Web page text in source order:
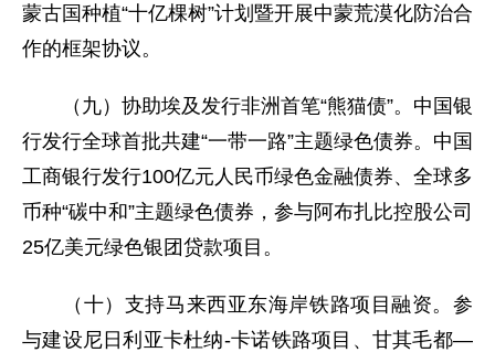
蒙古国种植“十亿棵树”计划暨开展中蒙荒漠化防治合
作的框架协议。
（九）协助埃及发行非洲首笔“熊猫债”。中国银
行发行全球首批共建“一带一路”主题绿色债券。中国
工商银行发行100亿元人民币绿色金融债券、全球多
币种“碳中和”主题绿色债券，参与阿布扎比控股公司
25亿美元绿色银团贷款项目。
（十）支持马来西亚东海岸铁路项目融资。参
与建设尼日利亚卡杜纳-卡诺铁路项目、甘其毛都—